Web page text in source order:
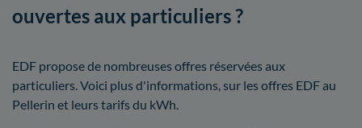
ouvertes aux particuliers ?
EDF propose de nombreuses offres réservées aux
particuliers. Voici plus d'informations, sur les offres EDF au
Pellerin et leurs tarifs du kWh.